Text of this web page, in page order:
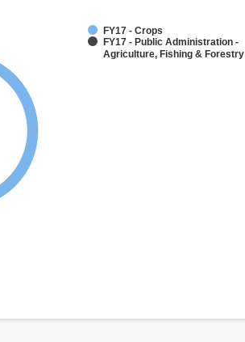
FY17 - Crops
FY17 - Public Administration -
Agriculture, Fishing & Forestry